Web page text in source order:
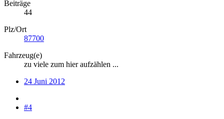
Beiträge
44
Plz/Ort
87700
Fahrzeug(e)
zu viele zum hier aufzählen ...
24 Juni 2012
#4